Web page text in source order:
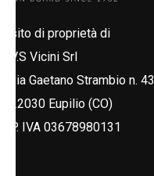
sito di proprietà di
V.S Vicini Srl
via Gaetano Strambio n. 43
22030 Eupilio (CO)
P. IVA 03678980131